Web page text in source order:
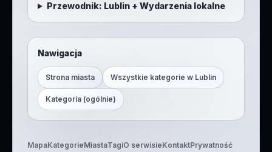
Przewodnik: Lublin+ Wydarzenia lokalne
Nawigacja
Strona miasta Wszystkie kategorie w Lublin
Kategoria (ogólnie)
MapaKategorieMiastaTagiO serwisieKontaktPrywatność